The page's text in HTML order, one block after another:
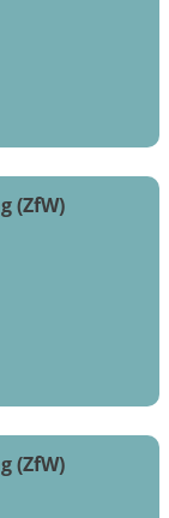
(ZfW)
(ZfW)